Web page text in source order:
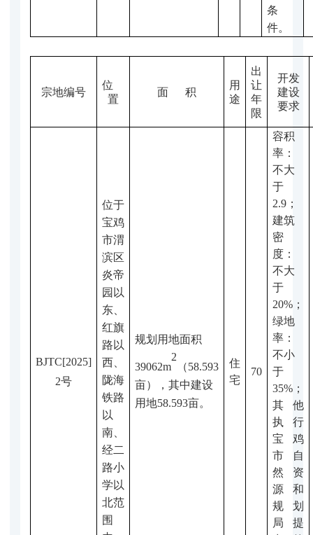
条
件。
宗地编号
位
置
面 积
用
途
出
让
年
限
开发
建设
要求
BJTC[2025]
2号
位于
宝鸡
市渭
滨区
炎帝
园以
东、
红旗
路以
西、
陇海
铁路
以
南、
经二
路小
学以
北范
围
规划用地面积
39062m
2
（58.593
亩）
，其中建设
用地58.593亩。
住
宅
70
容积
率：
不大
于
2.9 ；
建筑
密
度：
不大
于
20% ；
绿地
率：
不小
于
35% ；
其他
执行
宝鸡
市自
然资
源和
规划
局提